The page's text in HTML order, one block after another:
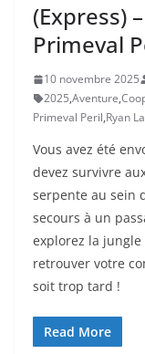
(Express)
Primeval
10 novembre 2025
2025,Aventure,
Primeval Peril,Ryan
Vous avez été
devez survivre
serpente au sein
secours à un
explorez la
retrouver votre
soit trop tard !
Read More